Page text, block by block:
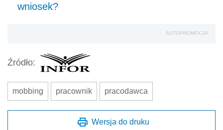
wniosek?
AUTOPROMOCJA
Źródło:
mobbing pracownik pracodawca
Wersja do druku